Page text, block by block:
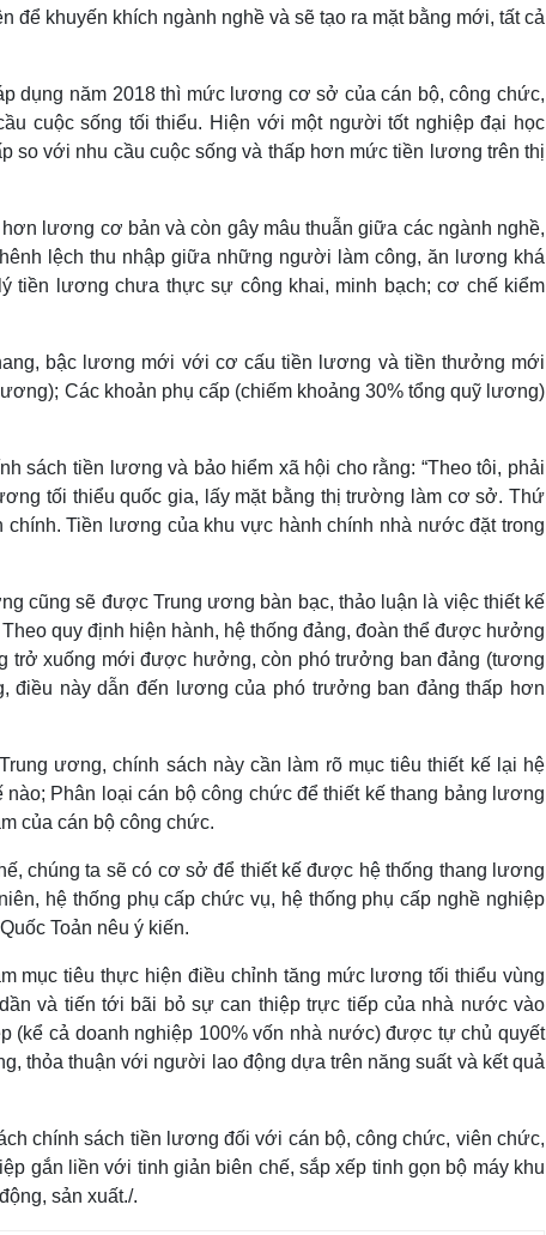
để khuyến khích ngành nghề và sẽ tạo ra mặt bằng mới, tất cả
dụng năm 2018 thì mức lương cơ sở của cán bộ, công chức,
cuộc sống tối thiểu. Hiện với một người tốt nghiệp đại học
so với nhu cầu cuộc sống và thấp hơn mức tiền lương trên thị
lương cơ bản và còn gây mâu thuẫn giữa các ngành nghề,
lệch thu nhập giữa những người làm công, ăn lương khá
tiền lương chưa thực sự công khai, minh bạch; cơ chế kiểm
bậc lương mới với cơ cấu tiền lương và tiền thưởng mới
Các khoản phụ cấp (chiếm khoảng 30% tổng quỹ lương)
sách tiền lương và bảo hiểm xã hội cho rằng: “Theo tôi, phải
tối thiểu quốc gia, lấy mặt bằng thị trường làm cơ sở. Thứ
Tiền lương của khu vực hành chính nhà nước đặt trong
cũng sẽ được Trung ương bàn bạc, thảo luận là việc thiết kế
quy định hiện hành, hệ thống đảng, đoàn thể được hưởng
trở xuống mới được hưởng, còn phó trưởng ban đảng (tương
này dẫn đến lương của phó trưởng ban đảng thấp hơn
ương, chính sách này cần làm rõ mục tiêu thiết kế lại hệ
Phân loại cán bộ công chức để thiết kế thang bảng lương
của cán bộ công chức.
chúng ta sẽ có cơ sở để thiết kế được hệ thống thang lương
hệ thống phụ cấp chức vụ, hệ thống phụ cấp nghề nghiệp
Toản nêu ý kiến.
mục tiêu thực hiện điều chỉnh tăng mức lương tối thiểu vùng
và tiến tới bãi bỏ sự can thiệp trực tiếp của nhà nước vào
(kể cả doanh nghiệp 100% vốn nhà nước) được tự chủ quyết
thỏa thuận với người lao động dựa trên năng suất và kết quả
chính sách tiền lương đối với cán bộ, công chức, viên chức,
gắn liền với tinh giản biên chế, sắp xếp tinh gọn bộ máy khu
sản xuất./.